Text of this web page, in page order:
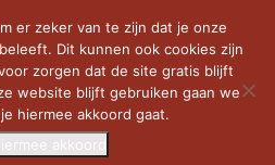
er zeker van te zijn dat je onze
Dit kunnen ook cookies zijn
zorgen dat de site gratis blijft
website blijft gebruiken gaan we
hiermee akkoord gaat.
akkoord